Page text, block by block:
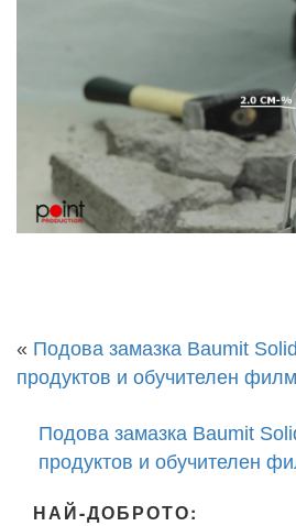
« Подова замазка Baumit
продуктов и обучителен филм
Подова замазка Baumit
продуктов и обучителен
НАЙ-ДОБРОТО: